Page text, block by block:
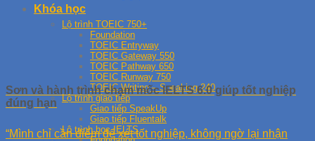
Khóa học
Lộ trình TOEIC 750+
Foundation
TOEIC Entryway
TOEIC Gateway 550
TOEIC Pathway 650
TOEIC Runway 750
TOEIC Writing – Speaking 240
Lộ trình giao tiếp
Giao tiếp SpeakUp
Giao tiếp Fluentalk
Lộ trình học IELTS
Sơn và hành trình chạm mốc IELTS 6.0 giúp tốt nghiệp
đúng hạn
“Mình chỉ cần điểm để xét tốt nghiệp, không ngờ lại nhận